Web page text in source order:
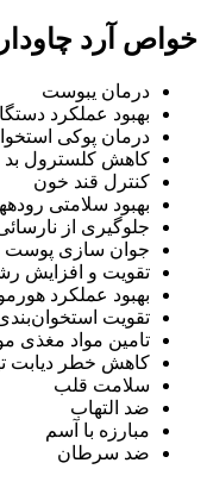
خواص آرد چاودار
درمان یبوست
بهبود عملکرد
درمان پوکی
کاهش کلسترول بد
کنترل قند خون
بهبود سلامتی
جلوگیری از
جوان سازی
تقویت و افزایش
بهبود عملکرد
تقویت
تامین مواد مغذی
کاهش خطر دیابت
سلامت قلب
ضد التهاب
مبارزه با آسم
ضد سرطان